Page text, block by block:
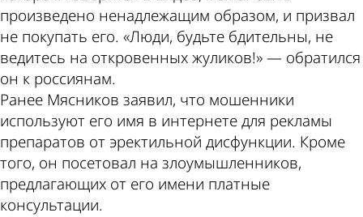
произведено ненадлежащим образом, и призвал
не покупать его. «Люди, будьте бдительны, не
ведитесь на откровенных жуликов!» — обратился
он к россиянам.
Ранее Мясников заявил, что мошенники
используют его имя в интернете для рекламы
препаратов от эректильной дисфункции. Кроме
того, он посетовал на злоумышленников,
предлагающих от его имени платные
консультации.